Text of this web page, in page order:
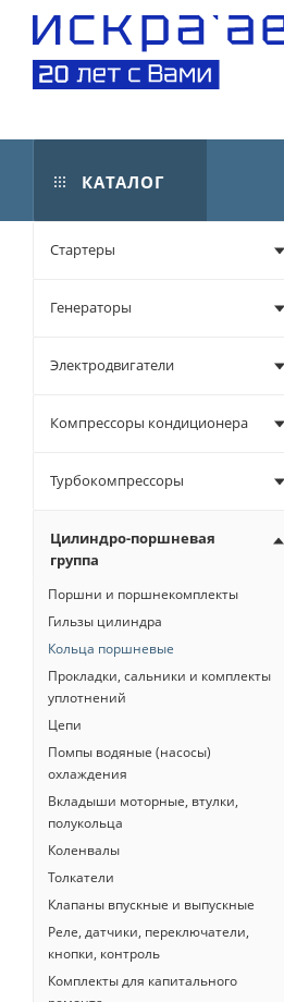
КАТАЛОГ
Стартеры
Генераторы
Электродвигатели
Компрессоры кондиционера
Турбокомпрессоры
Цилиндро-поршневая
группа
Поршни и поршнекомплекты
Гильзы цилиндра
Кольца поршневые
Прокладки, сальники и комплекты
уплотнений
Цепи
Помпы водяные (насосы)
охлаждения
Вкладыши моторные, втулки,
полукольца
Коленвалы
Толкатели
Клапаны впускные и выпускные
Реле, датчики, переключатели,
кнопки, контроль
Комплекты для капитального